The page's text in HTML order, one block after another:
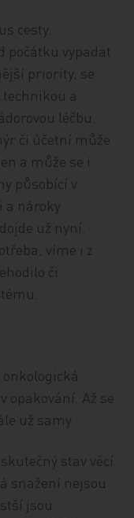
cesty.
počátku vypadat
priority, se
technikou a
léčbu.
či účetní může
a může se i
působící v
a nároky
už nyní.
víme i z
či
opakování. Až se
už samy.
stav věcí
snažení nejsou
jsou